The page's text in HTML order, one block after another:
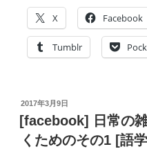
X Facebook
Tumblr
投
稿
日:
2017年3月9日
[facebook] 日常の
くためのその1 [語